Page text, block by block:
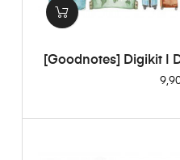
[Goodnotes] Digikit |